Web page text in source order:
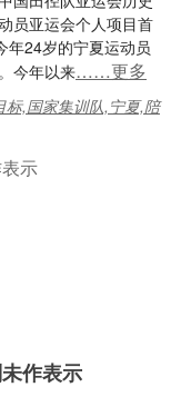
员亚运会个人项目首
年24岁的宁夏运动员
今年以来……更多
标,国家集训队,宁夏,陪
作表示